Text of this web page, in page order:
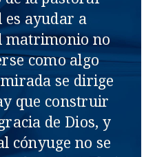
ayudar a
matrimonio no
como algo
se dirige
que construir
de Dios, y
cónyuge no se